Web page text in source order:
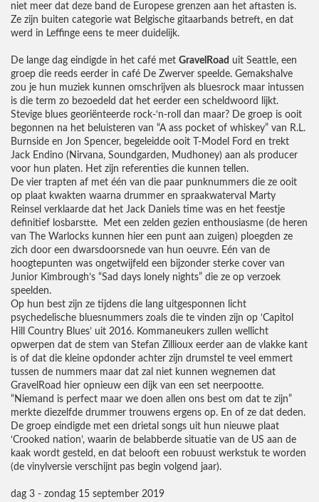
niet meer dat deze band de Europese grenzen aan het aftasten is.
Ze zijn buiten categorie wat Belgische gitaarbands betreft, en dat
werd in Leffinge eens te meer duidelijk.
De lange dag eindigde in het café met GravelRoad uit Seattle, een
groep die reeds eerder in café De Zwerver speelde. Gemakshalve
zou je hun muziek kunnen omschrijven als bluesrock maar intussen
is die term zo bezoedeld dat het eerder een scheldwoord lijkt.
Stevige blues georiënteerde rock-‘n-roll dan maar? De groep is ooit
begonnen na het beluisteren van “A ass pocket of whiskey” van R.L.
Burnside en Jon Spencer, begeleidde ooit T-Model Ford en trekt
Jack Endino (Nirvana, Soundgarden, Mudhoney) aan als producer
voor hun platen. Het zijn referenties die kunnen tellen.
De vier trapten af met één van die paar punknummers die ze ooit
op plaat kwakten waarna drummer en spraakwaterval Marty
Reinsel verklaarde dat het Jack Daniels time was en het feestje
definitief losbarstte. Met een zelden gezien enthousiasme (de heren
van The Warlocks kunnen hier een punt aan zuigen) ploegden ze
zich door een dwarsdoorsnede van hun oeuvre. Eén van de
hoogtepunten was ongetwijfeld een bijzonder sterke cover van
Junior Kimbrough’s “Sad days lonely nights” die ze op verzoek
speelden.
Op hun best zijn ze tijdens die lang uitgesponnen licht
psychedelische bluesnummers zoals die te vinden zijn op ‘Capitol
Hill Country Blues’ uit 2016. Kommaneukers zullen wellicht
opwerpen dat de stem van Stefan Zillioux eerder aan de vlakke kant
is of dat die kleine opdonder achter zijn drumstel te veel emmert
tussen de nummers maar dat zal niet kunnen wegnemen dat
GravelRoad hier opnieuw een dijk van een set neerpootte.
“Niemand is perfect maar we doen allen ons best om dat te zijn”
merkte diezelfde drummer trouwens ergens op. En of ze dat deden.
De groep eindigde met een drietal songs uit hun nieuwe plaat
‘Crooked nation’, waarin de belabberde situatie van de US aan de
kaak wordt gesteld, en dat belooft een robuust werkstuk te worden
(de vinylversie verschijnt pas begin volgend jaar).
dag 3 - zondag 15 september 2019